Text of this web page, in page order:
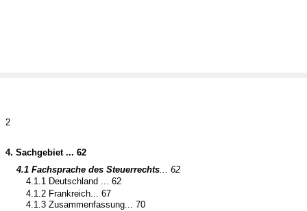
2
4. Sachgebiet ... 62
4.1 Fachsprache des Steuerrechts... 62
4.1.1 Deutschland ... 62
4.1.2 Frankreich... 67
4.1.3 Zusammenfassung... 70